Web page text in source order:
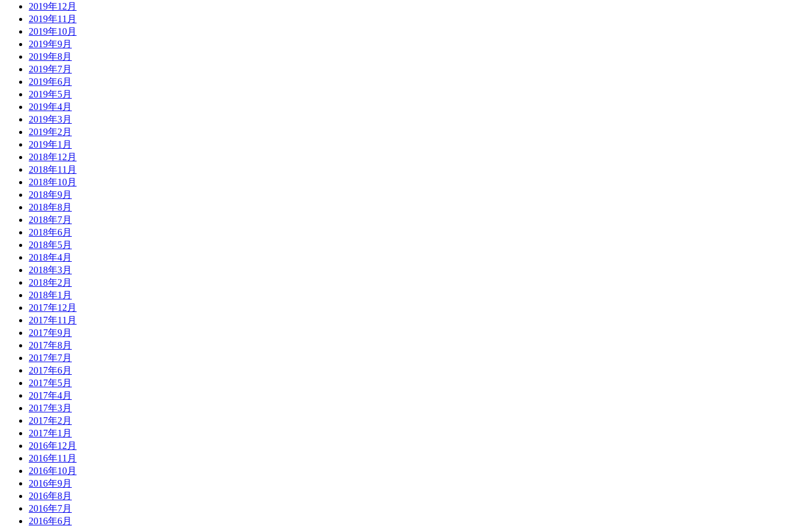
2019年12月
2019年11月
2019年10月
2019年9月
2019年8月
2019年7月
2019年6月
2019年5月
2019年4月
2019年3月
2019年2月
2019年1月
2018年12月
2018年11月
2018年10月
2018年9月
2018年8月
2018年7月
2018年6月
2018年5月
2018年4月
2018年3月
2018年2月
2018年1月
2017年12月
2017年11月
2017年9月
2017年8月
2017年7月
2017年6月
2017年5月
2017年4月
2017年3月
2017年2月
2017年1月
2016年12月
2016年11月
2016年10月
2016年9月
2016年8月
2016年7月
2016年6月